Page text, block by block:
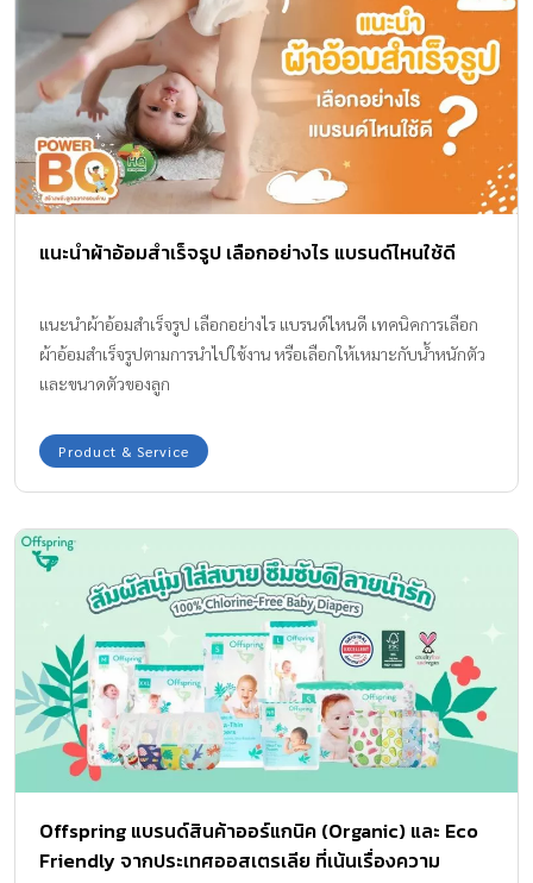
แนะนำผ้าอ้อมสำเร็จรูป เลือกอย่างไร แบรนด์ไหนใช้ดี
แนะนำผ้าอ้อมสำเร็จรูป เลือกอย่างไร แบรนด์ไหนดี เทคนิคการเลือก
ผ้าอ้อมสำเร็จรูปตามการนำไปใช้งาน หรือเลือกให้เหมาะกับน้ำหนักตัว
และขนาดตัวของลูก
Product & Service
Offspring แบรนด์สินค้าออร์แกนิค (Organic) และ Eco
Friendly จากประเทศออสเตรเลีย ที่เน้นเรื่องความ